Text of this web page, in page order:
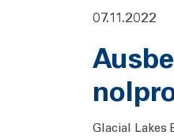
07.11.2022
Glacial Lakes